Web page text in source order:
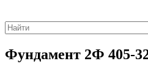
Фундамент 2Ф 405-